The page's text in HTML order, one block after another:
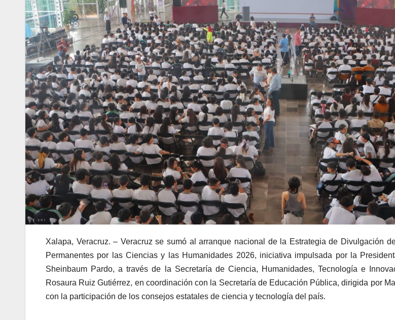
Xalapa, Veracruz. – Veracruz se sumó al arranque nacional de la Estrategia de Divulgación
Permanentes por las Ciencias y las Humanidades 2026, iniciativa impulsada por la
Sheinbaum Pardo, a través de la Secretaría de Ciencia, Humanidades, Tecnología e
Rosaura Ruiz Gutiérrez, en coordinación con la Secretaría de Educación Pública, dirigida por
con la participación de los consejos estatales de ciencia y tecnología del país.